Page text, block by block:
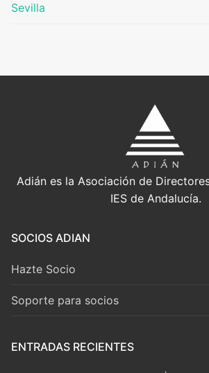
Sevilla
Adián es la Asociación de
IES de Andalucía.
SOCIOS ADIAN
Hazte Socio
Soporte para socios
ENTRADAS RECIENTES